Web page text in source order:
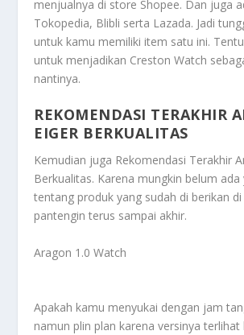
menjualnya di store Shopee. Dan juga
Tokopedia, Blibli serta Lazada. Jadi
untuk kamu memiliki item satu ini.
untuk menjadikan Creston Watch
nantinya.
REKOMENDASI TERAKHIR
EIGER BERKUALITAS
Kemudian juga Rekomendasi Terakhir
Berkualitas. Karena mungkin belum
tentang produk yang sudah di berikan
pantengin terus sampai akhir.
Aragon 1.0 Watch
Apakah kamu menyukai dengan jam
namun plin plan karena versinya terlihat